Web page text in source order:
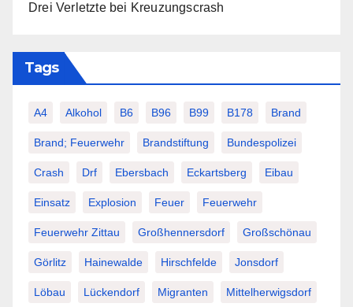
Drei Verletzte bei Kreuzungscrash
Tags
A4 Alkohol B6 B96 B99 B178 Brand
Brand; Feuerwehr Brandstiftung Bundespolizei
Crash Drf Ebersbach Eckartsberg Eibau
Einsatz Explosion Feuer Feuerwehr
Feuerwehr Zittau Großhennersdorf Großschönau
Görlitz Hainewalde Hirschfelde Jonsdorf
Löbau Lückendorf Migranten Mittelherwigsdorf